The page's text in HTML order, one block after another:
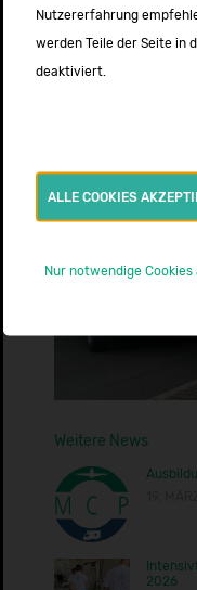
Medumat easy
Absaugpumpe
Weitere News
2026
Nutzererfahrung
werden Teile der Seite in
deaktiviert.
ALLE COOKIES
Nur notwendige